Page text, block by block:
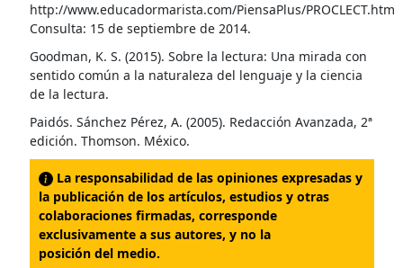
http://www.educadormarista.com/PiensaPlus/PROCLECT.htm
Consulta: 15 de septiembre de 2014.
Goodman, K. S. (2015). Sobre la lectura: Una mirada con
sentido común a la naturaleza del lenguaje y la ciencia
de la lectura.
Paidós. Sánchez Pérez, A. (2005). Redacción Avanzada, 2ª
edición. Thomson. México.
La responsabilidad de las opiniones expresadas y
la publicación de los artículos, estudios y otras
colaboraciones firmadas, corresponde
exclusivamente a sus autores, y no la
posición del medio.